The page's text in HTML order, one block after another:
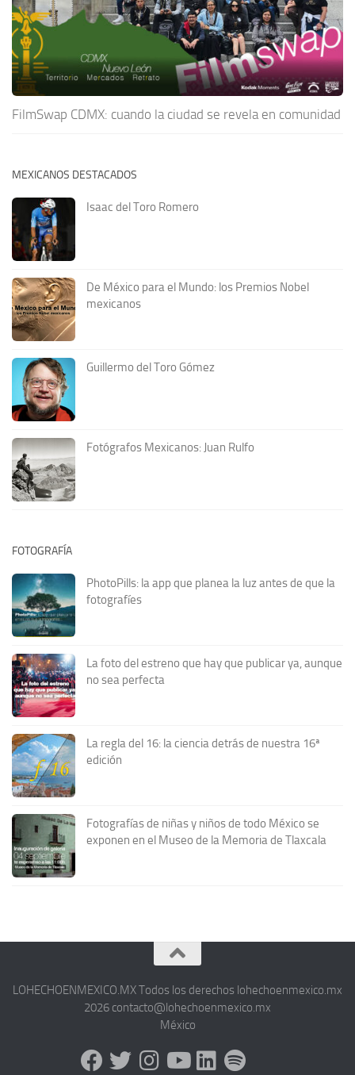
FilmSwap CDMX: cuando la ciudad se revela en comunidad
MEXICANOS DESTACADOS
Isaac del Toro Romero
De México para el Mundo: los Premios Nobel
mexicanos
Guillermo del Toro Gómez
Fotógrafos Mexicanos: Juan Rulfo
FOTOGRAFÍA
PhotoPills: la app que planea la luz antes de que la
fotografíes
La foto del estreno que hay que publicar ya, aunque
no sea perfecta
La regla del 16: la ciencia detrás de nuestra 16ª
edición
Fotografías de niñas y niños de todo México se
exponen en el Museo de la Memoria de Tlaxcala
LOHECHOENMEXICO.MX Todos los derechos lohechoenmexico.mx
2026 contacto@lohechoenmexico.mx
México